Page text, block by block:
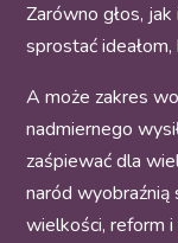
Zarówno głos,
sprostać
A może zakres
nadmiernego
zaśpiewać dla
naród wyobraźnią
wielkości, reform